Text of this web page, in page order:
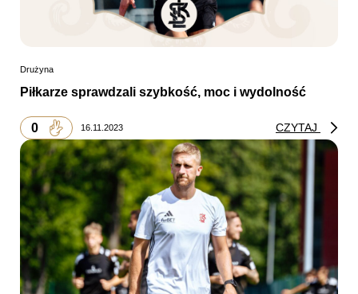
Drużyna
Piłkarze sprawdzali szybkość, moc i wydolność
0 16.11.2023 CZYTAJ